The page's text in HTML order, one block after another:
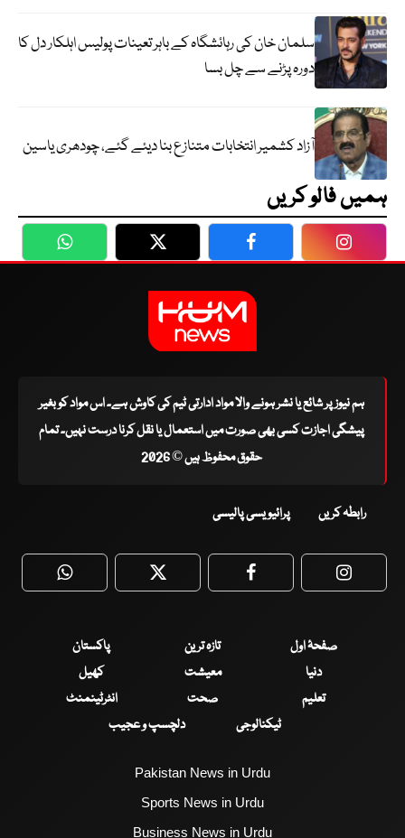
سلمان خان کی رہائشگاہ کے باہر تعینات پولیس اہلکار دل کا
دورہ پڑنے سے چل بسا
آزاد کشمیر انتخابات متنازع بنا دیئے گئے، چودھری یاسین
ہمیں فالو کریں
WhatsApp Twitter Facebook
ہم نیوز پر شائع یا نشر ہونے والا مواد ادارتی ٹیم کی کاوش ہے۔ اس مواد کو بغیر
پیشگی اجازت کسی بھی صورت میں استعمال یا نقل کرنا درست نہیں۔ تمام
حقوق محفوظ ہیں © 2026
رابطہ کریں پرائیویسی پالیسی
WhatsApp Twitter Facebook
صفحۂ اول تازہ ترین
پاکستان
دنیا
معیشت
کھیل
تعلیم
صحت
انٹرٹینمنٹ
ٹیکنالوجی
دلچسپ و عجیب
Pakistan News in Urdu
Sports News in Urdu
Business News in Urdu